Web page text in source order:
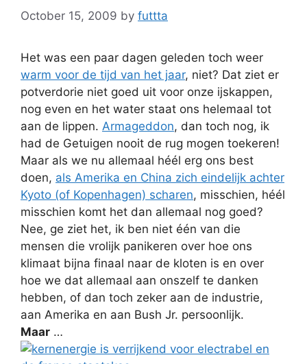
October 15, 2009 by futtta
Het was een paar dagen geleden toch weer
warm voor de tijd van het jaar, niet? Dat ziet er
potverdorie niet goed uit voor onze ijskappen,
nog even en het water staat ons helemaal tot
aan de lippen. Armageddon, dan toch nog, ik
had de Getuigen nooit de rug mogen toekeren!
Maar als we nu allemaal héél erg ons best
doen, als Amerika en China zich eindelijk achter
Kyoto (of Kopenhagen) scharen, misschien, héél
misschien komt het dan allemaal nog goed?
Nee, ge ziet het, ik ben niet één van die
mensen die vrolijk panikeren over hoe ons
klimaat bijna finaal naar de kloten is en over
hoe we dat allemaal aan onszelf te danken
hebben, of dan toch zeker aan de industrie,
aan Amerika en aan Bush Jr. persoonlijk.
Maar …